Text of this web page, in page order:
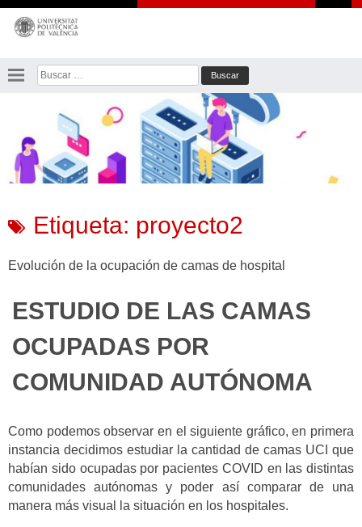
Saltar
contenido
Buscar:
Etiqueta: proyecto2
Evolución de la ocupación de camas de hospital
ESTUDIO DE LAS CAMAS
OCUPADAS POR
COMUNIDAD AUTÓNOMA
Como podemos observar en el siguiente gráfico, en primera
instancia decidimos estudiar la cantidad de camas UCI que
habían sido ocupadas por pacientes COVID en las distintas
comunidades autónomas y poder así comparar de una
manera más visual la situación en los hospitales.